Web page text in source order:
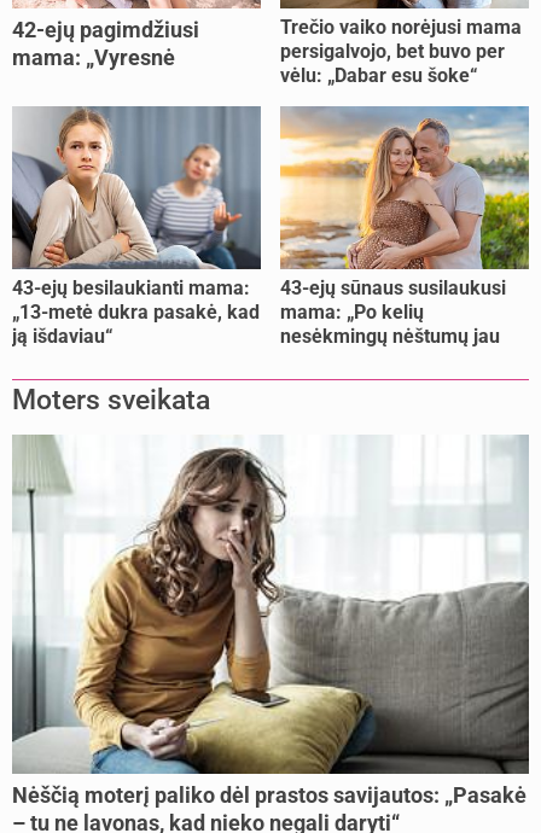
42-ejų pagimdžiusi
mama: „Vyresnė
lengviau“
Trečio vaiko norėjusi mama
persigalvojo, bet buvo per
vėlu: „Dabar esu šoke“
43-ejų besilaukianti mama:
„13-metė dukra pasakė, kad
ją išdaviau“
43-ejų sūnaus susilaukusi
mama: „Po kelių
nesėkmingų nėštumų jau
Moters sveikata
Nėščią moterį paliko dėl prastos savijautos: „Pasakė
– tu ne lavonas, kad nieko negali daryti“